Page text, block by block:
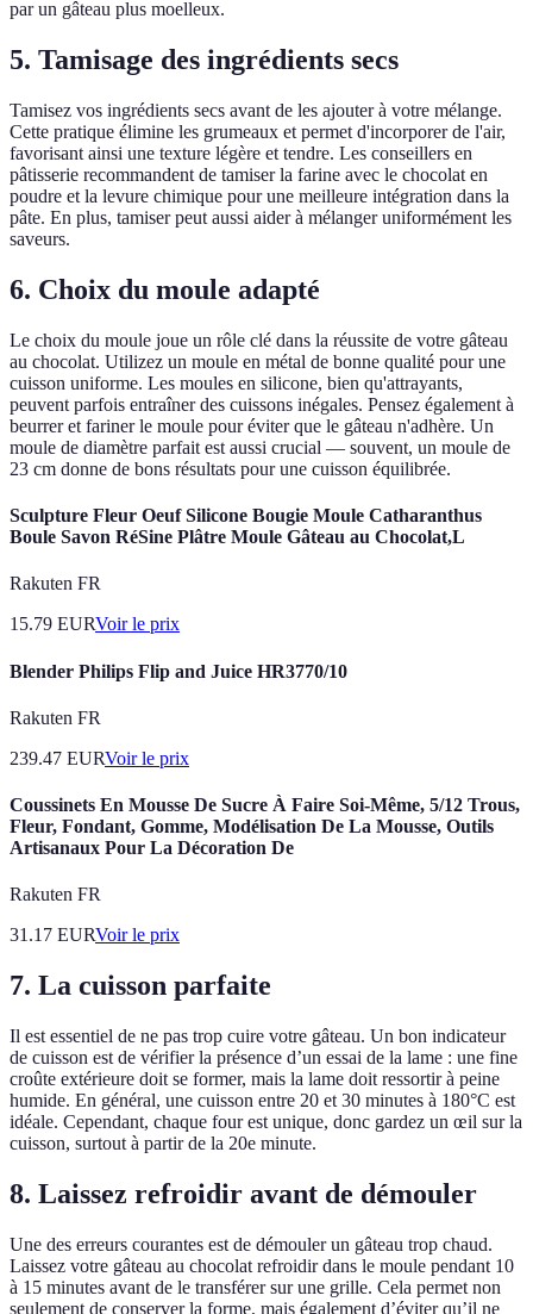
par un gâteau plus moelleux.
5. Tamisage des ingrédients secs
Tamisez vos ingrédients secs avant de les ajouter à votre mélange.
Cette pratique élimine les grumeaux et permet d'incorporer de l'air,
favorisant ainsi une texture légère et tendre. Les conseillers en
pâtisserie recommandent de tamiser la farine avec le chocolat en
poudre et la levure chimique pour une meilleure intégration dans la
pâte. En plus, tamiser peut aussi aider à mélanger uniformément les
saveurs.
6. Choix du moule adapté
Le choix du moule joue un rôle clé dans la réussite de votre gâteau
au chocolat. Utilizez un moule en métal de bonne qualité pour une
cuisson uniforme. Les moules en silicone, bien qu'attrayants,
peuvent parfois entraîner des cuissons inégales. Pensez également à
beurrer et fariner le moule pour éviter que le gâteau n'adhère. Un
moule de diamètre parfait est aussi crucial — souvent, un moule de
23 cm donne de bons résultats pour une cuisson équilibrée.
Sculpture Fleur Oeuf Silicone Bougie Moule Catharanthus
Boule Savon RéSine Plâtre Moule Gâteau au Chocolat,L
Rakuten FR
15.79 EURVoir le prix
Blender Philips Flip and Juice HR3770/10
Rakuten FR
239.47 EURVoir le prix
Coussinets En Mousse De Sucre À Faire Soi-Même, 5/12 Trous,
Fleur, Fondant, Gomme, Modélisation De La Mousse, Outils
Artisanaux Pour La Décoration De
Rakuten FR
31.17 EURVoir le prix
7. La cuisson parfaite
Il est essentiel de ne pas trop cuire votre gâteau. Un bon indicateur
de cuisson est de vérifier la présence d’un essai de la lame : une fine
croûte extérieure doit se former, mais la lame doit ressortir à peine
humide. En général, une cuisson entre 20 et 30 minutes à 180°C est
idéale. Cependant, chaque four est unique, donc gardez un œil sur la
cuisson, surtout à partir de la 20e minute.
8. Laissez refroidir avant de démouler
Une des erreurs courantes est de démouler un gâteau trop chaud.
Laissez votre gâteau au chocolat refroidir dans le moule pendant 10
à 15 minutes avant de le transférer sur une grille. Cela permet non
seulement de conserver la forme, mais également d’éviter qu’il ne